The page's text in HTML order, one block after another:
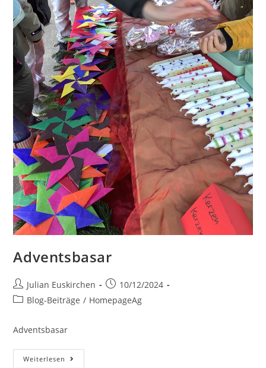
Adventsbasar
Julian Euskirchen
10/12/2024
Blog-Beiträge / HomepageAg
Adventsbasar
Weiterlesen